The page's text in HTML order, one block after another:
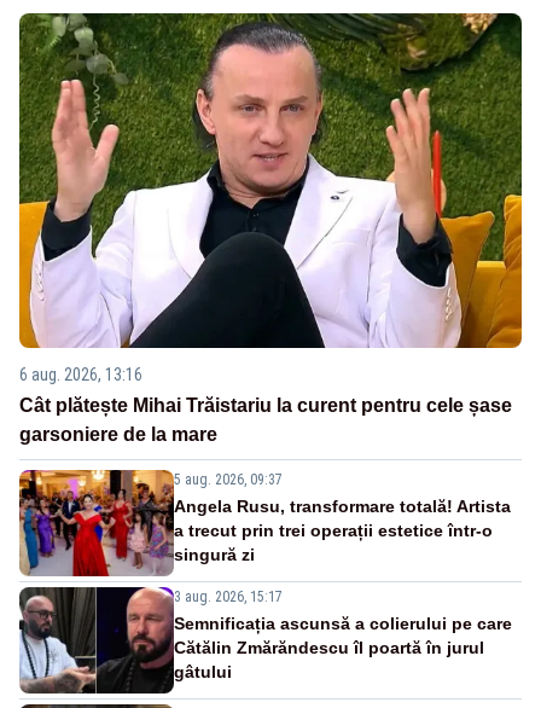
6 aug. 2026, 13:16
Cât plătește Mihai Trăistariu la curent pentru cele șase
garsoniere de la mare
5 aug. 2026, 09:37
Angela Rusu, transformare totală! Artista
a trecut prin trei operații estetice într-o
singură zi
3 aug. 2026, 15:17
Semnificația ascunsă a colierului pe care
Cătălin Zmărăndescu îl poartă în jurul
gâtului